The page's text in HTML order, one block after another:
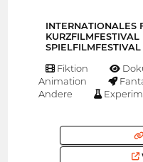
INTERNATIONALES
KURZFILMFESTIVAL
SPIELFILMFESTIVAL
Fiktion
Animation
Andere